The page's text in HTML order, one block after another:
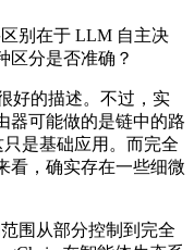
别在于 LLM 自主决
区分是否准确？
好的描述。不过，实
器可能做的是链中的路
是基础应用。而完全
看，确实存在一些细微
围从部分控制到完全